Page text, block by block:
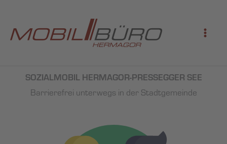
springen
SOZIALMOBIL HERMAGOR-PRESSEGGER SEE
Barrierefrei unterwegs in der Stadtgemeinde